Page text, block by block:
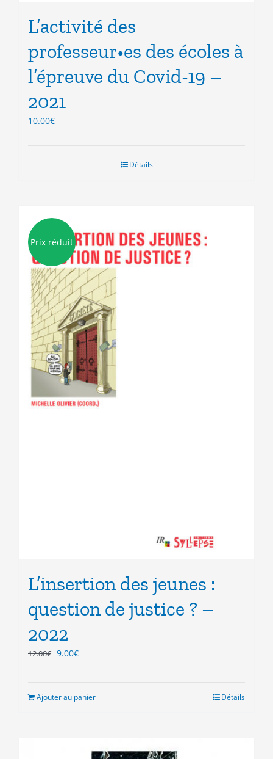
L’activité des
professeur•es des écoles à
l’épreuve du Covid-19 –
2021
10.00€
Détails
Prix réduit
L’insertion des jeunes :
question de justice ? –
2022
12.00€ Le
9.00€Le
est :
Ajouter au panier Détails